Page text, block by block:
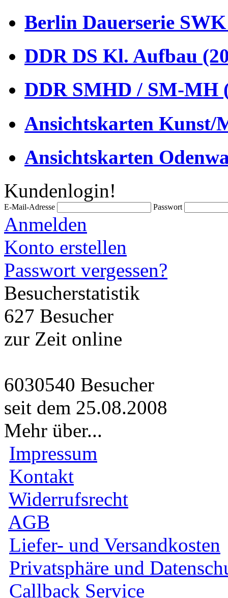
Berlin Dauerserie
DDR DS Kl. Aufbau
DDR SMHD / SM-MH
Ansichtskarten Kunst/
Ansichtskarten
Kundenlogin!
E-Mail-Adresse Passwort
Anmelden
Konto erstellen
Passwort vergessen?
Besucherstatistik
627 Besucher
zur Zeit online
6030540 Besucher
seit dem 25.08.2008
Mehr über...
Impressum
Kontakt
Widerrufsrecht
AGB
Liefer- und Versandkosten
Privatsphäre und
Callback Service